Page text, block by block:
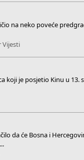
na neko poveće
je posjetio Kinu u
da će Bosna i